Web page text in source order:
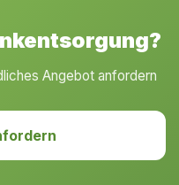
Angebot anfordern